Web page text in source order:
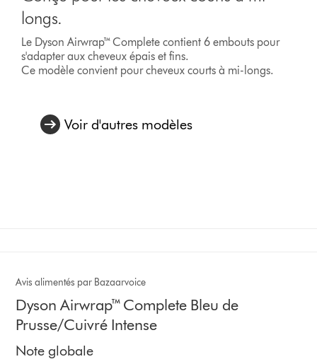
longs.
Le Dyson Airwrap™ Complete contient 6 embouts pour
s'adapter aux cheveux épais et fins.
Ce modèle convient pour cheveux courts à mi-longs.
Voir d'autres modèles
Avis alimentés par Bazaarvoice
Dyson Airwrap™ Complete Bleu de
Prusse/Cuivré Intense
Note globale